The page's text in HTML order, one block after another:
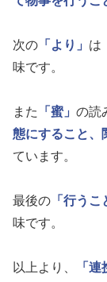
次の 「より」 は
味です。
また 「蜜」 の読
態にすること、
ています。
最後の 「行うこ
味です。
以上より、 「